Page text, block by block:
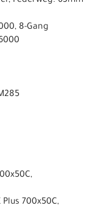
8-Gang
700x50C,